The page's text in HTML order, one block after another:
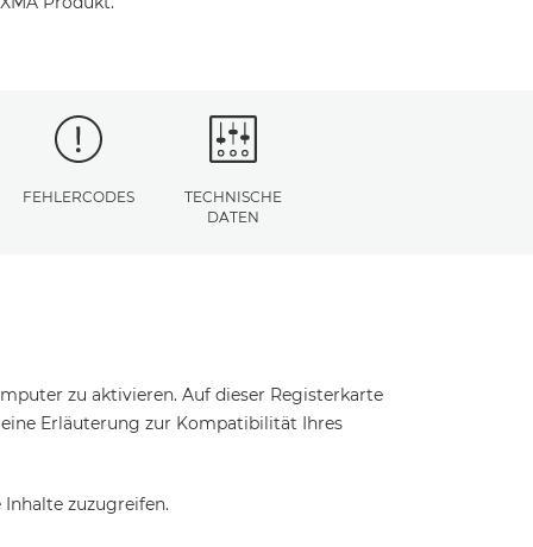
FEHLERCODES
TECHNISCHE
DATEN
zu aktivieren. Auf dieser Registerkarte
Erläuterung zur Kompatibilität Ihres
zuzugreifen.